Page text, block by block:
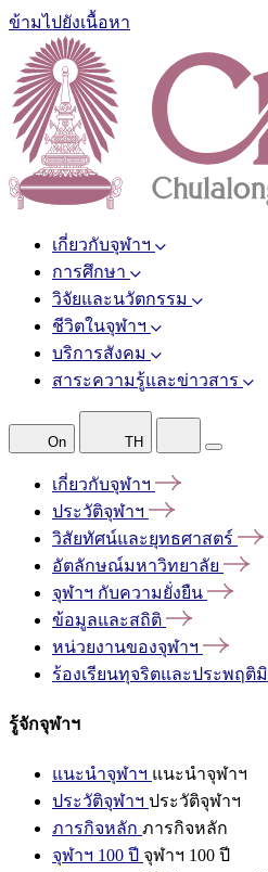
ข้ามไปยังเนื้อหา
เกี่ยวกับจุฬาฯ
การศึกษา
วิจัยและนวัตกรรม
ชีวิตในจุฬาฯ
บริการสังคม
สาระความรู้และข่าวสาร
On TH
เกี่ยวกับจุฬาฯ
ประวัติจุฬาฯ
วิสัยทัศน์และยุทธศาสตร์
อัตลักษณ์มหาวิทยาลัย
จุฬาฯ กับความยั่งยืน
ข้อมูลและสถิติ
หน่วยงานของจุฬาฯ
ร้องเรียนทุจริตและประพฤติ
รู้จักจุฬาฯ
แนะนำจุฬาฯ แนะนำจุฬาฯ
ประวัติจุฬาฯ ประวัติจุฬาฯ
ภารกิจหลัก ภารกิจหลัก
จุฬาฯ 100 ปี จุฬาฯ 100 ปี